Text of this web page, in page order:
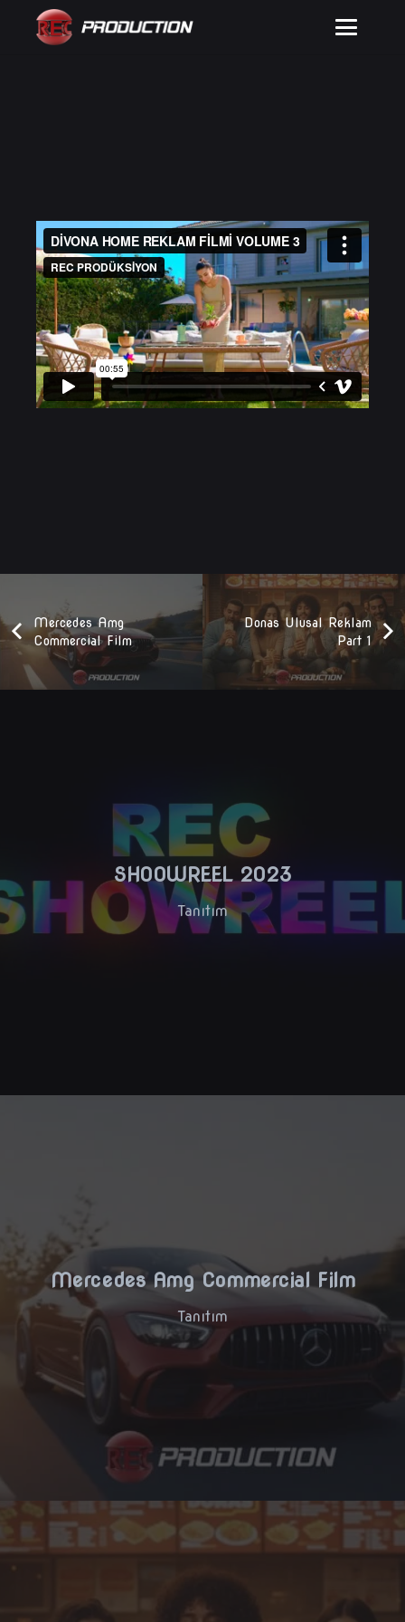
Mercedes Amg
Commercial Film
Donas Ulusal Reklam
Part 1
SHOOWREEL 2023
Tanıtım
Mercedes Amg Commercial Film
Tanıtım